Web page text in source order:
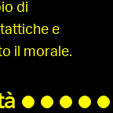
di
e
il morale.